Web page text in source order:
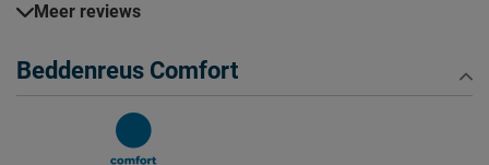
Meer reviews
Beddenreus Comfort